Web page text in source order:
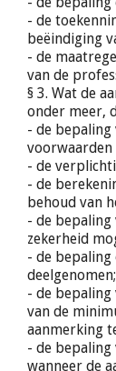
- de
beëindiging
- de
van de
§ 3. Wat de
onder meer,
- de bepaling
voorwaarden
- de
- de
behoud van
- de bepaling
zekerheid
- de
deelgenomen;
- de
van de
aanmerking
- de bepaling
wanneer de